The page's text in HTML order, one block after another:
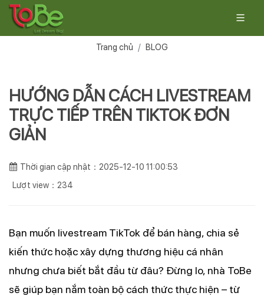
Trang chủ BLOG
HƯỚNG DẪN CÁCH LIVESTREAM
TRỰC TIẾP TRÊN TIKTOK ĐƠN
GIẢN
Thời gian cập nhật：2025-12-10 11:00:53
Lượt view：234
Bạn muốn livestream TikTok để bán hàng, chia sẻ
kiến thức hoặc xây dựng thương hiệu cá nhân
nhưng chưa biết bắt đầu từ đâu? Đừng lo, nhà ToBe
sẽ giúp bạn nắm toàn bộ cách thức thực hiện – từ